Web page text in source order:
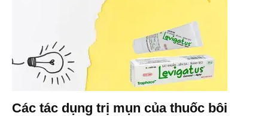
Các tác dụng trị mụn của thuốc bôi